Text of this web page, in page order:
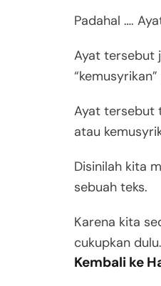
Padahal ….
Ayat tersebut
Ayat tersebut
atau
Disinilah kita
sebuah teks.
Karena kita
cukupkan
Kembali ke